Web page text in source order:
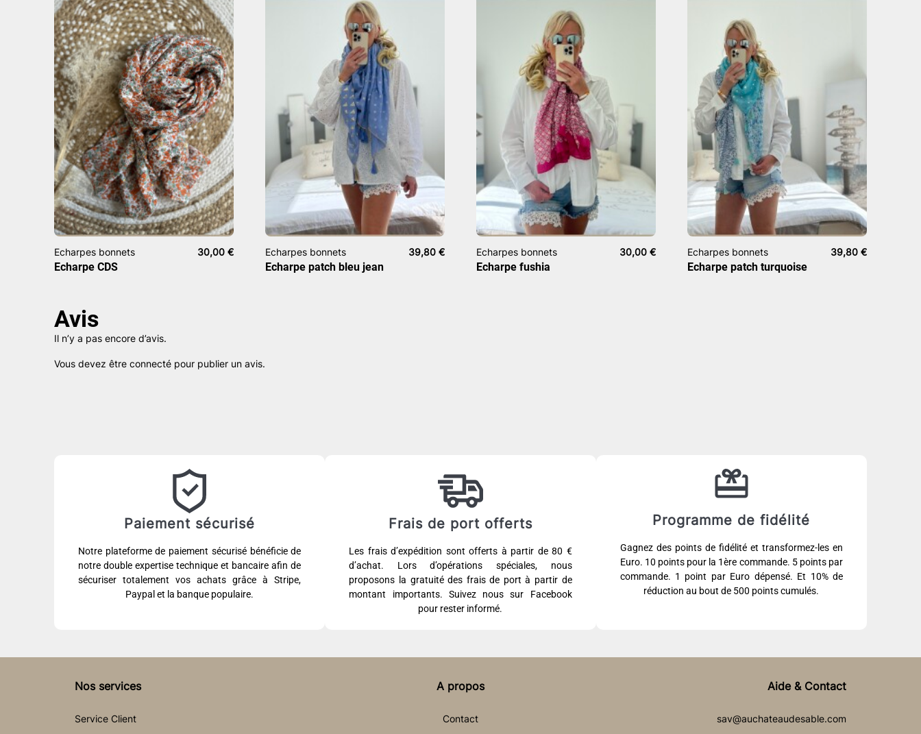
Echarpes bonnets 30,00 €
Echarpe CDS
Echarpes bonnets 39,80 €
Echarpe patch bleu jean
Echarpes bonnets 30,00 €
Echarpe fushia
Echarpes bonnets 39,80 €
Echarpe patch turquoise
Avis
Il n’y a pas encore d’avis.
Vous devez être connecté pour publier un avis.
Paiement sécurisé
Notre plateforme de paiement sécurisé bénéficie de
notre double expertise technique et bancaire afin de
sécuriser totalement vos achats grâce à Stripe,
Paypal et la banque populaire.
Frais de port offerts
Les frais d’expédition sont offerts à partir de 80 €
d’achat. Lors d’opérations spéciales, nous
proposons la gratuité des frais de port à partir de
montant importants. Suivez nous sur Facebook
pour rester informé.
Programme de fidélité
Gagnez des points de fidélité et transformez-les en
Euro. 10 points pour la 1ère commande. 5 points par
commande. 1 point par Euro dépensé. Et 10% de
réduction au bout de 500 points cumulés.
Nos services
Service Client
A propos
Contact
Aide & Contact
sav@auchateaudesable.com